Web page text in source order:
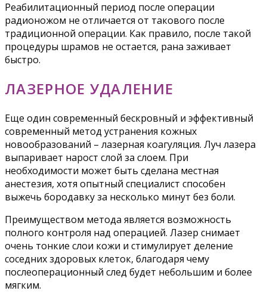
Реабилитационный период после операции
радионожом не отличается от такового после
традиционной операции. Как правило, после такой
процедуры шрамов не остается, рана заживает
быстро.
ЛАЗЕРНОЕ УДАЛЕНИЕ
Еще один современный бескровный и эффективный
современный метод устранения кожных
новообразований – лазерная коагуляция. Луч лазера
выпаривает нарост слой за слоем. При
необходимости может быть сделана местная
анестезия, хотя опытный специалист способен
выжечь бородавку за несколько минут без боли.
Преимуществом метода является возможность
полного контроля над операцией. Лазер снимает
очень тонкие слои кожи и стимулирует деление
соседних здоровых клеток, благодаря чему
послеоперационный след будет небольшим и более
мягким.